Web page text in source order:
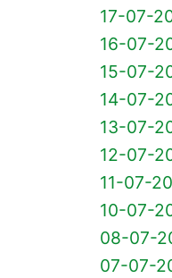
17-07-
16-07-
15-07-
14-07-
13-07-
12-07-
11-07-
10-07-
08-07-
07-07-